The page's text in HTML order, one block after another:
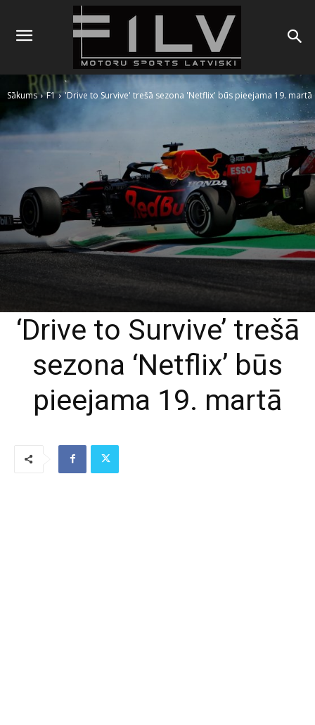
Sākums F1 'Drive to Survive' trešā sezona 'Netflix' būs pieejama 19. martā
‘Drive to Survive’ trešā
sezona ‘Netflix’ būs
pieejama 19. martā